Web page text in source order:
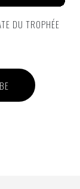
DU TROPHÉE